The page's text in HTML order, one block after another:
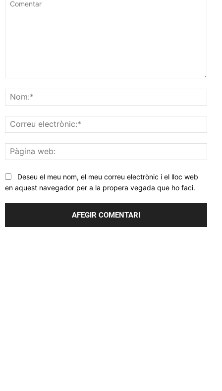
web:
Deseu el meu nom, el meu correu electrònic i el lloc web
en aquest navegador per a la propera vegada que ho faci.